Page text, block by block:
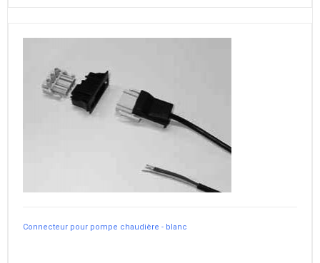
Connecteur pour pompe chaudière - blanc